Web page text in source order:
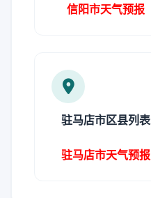
信阳市天气预报
驻马店市区县列表
驻马店市天气预报